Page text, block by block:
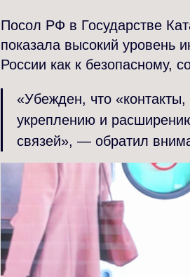
Посол РФ в Государстве
показала высокий уровень
России как к безопасному,
«Убежден, что
укреплению и
связей», — обратил